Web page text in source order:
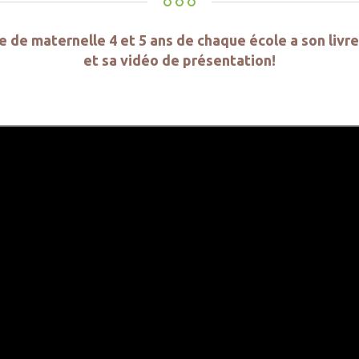
de maternelle 4 et 5 ans de chaque école a son
et sa vidéo de présentation!